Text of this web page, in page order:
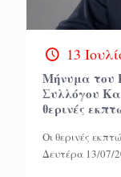
13
Μήνυμα του
Συλλόγου
θερινές
Οι θερινές
Δευτέρα 13/07/